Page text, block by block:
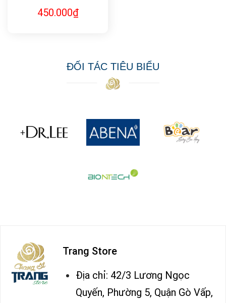
3PRM
450.000₫
ĐỐI TÁC TIÊU BIỂU
Trang Store
Địa chỉ: 42/3 Lương Ngọc
Quyến, Phường 5, Quận Gò Vấp,